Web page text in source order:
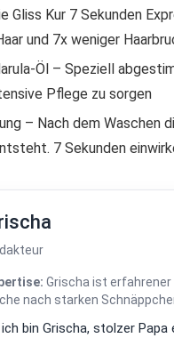
Gliss Kur 7 Sekunden
und 7x weniger
Öl – Speziell
Pflege zu sorgen
– Nach dem Waschen
7 Sekunden
Grischa ist erfahrener
nach starken
ich bin Grischa, stolzer